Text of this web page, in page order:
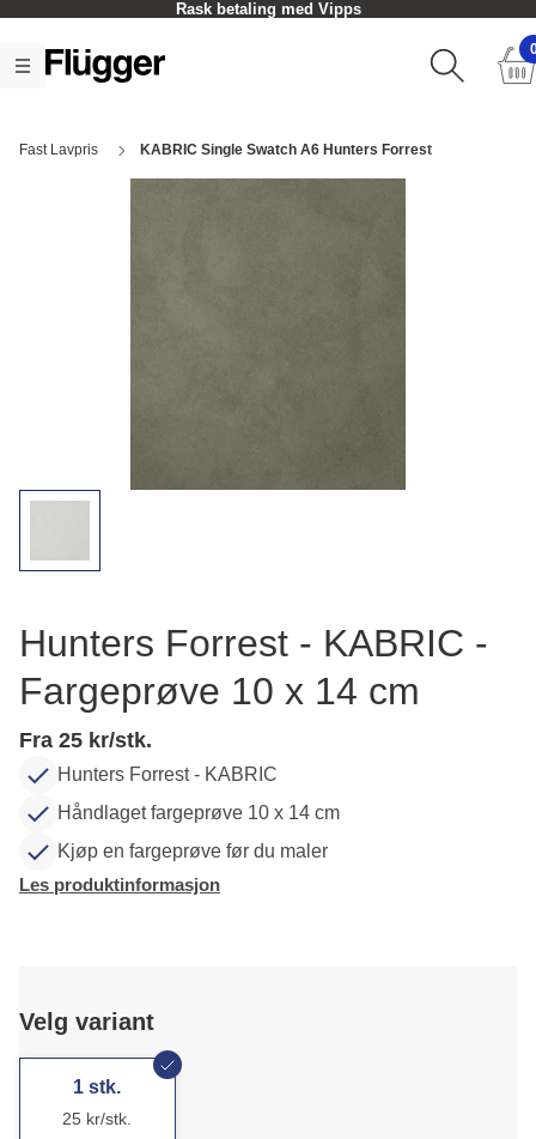
Rask betaling med Vipps
Fast Lavpris KABRIC Single Swatch A6 Hunters Forrest
Hunters Forrest - KABRIC -
Fargeprøve 10 x 14 cm
Fra 25 kr/stk.
Hunters Forrest - KABRIC
Håndlaget fargeprøve 10 x 14 cm
Kjøp en fargeprøve før du maler
Les produktinformasjon
Velg variant
1 stk.
25 kr/stk.